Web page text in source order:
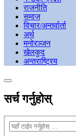
राजनीति
समाज
विचार/अन्तर्वार्ता
अर्थ
मनोरञ्जन
खेलकुद
अन्तराष्ट्रिय
सर्च गर्नुहोस्